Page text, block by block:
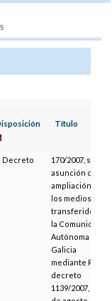
Título
Decreto
170/2007, sobre
asunción de la
ampliación de
los medios
transferidos a
la Comunidad
Autónoma de
Galicia
mediante Real
decreto
1139/2007, de 31